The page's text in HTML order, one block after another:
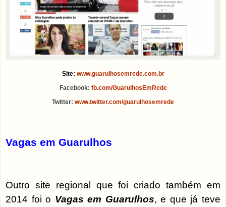
Site: www.guarulhosemrede.com.br
Facebook: fb.com/GuarulhosEmRede
Twitter: www.twitter.com/guarulhosemrede
Vagas em Guarulhos
Outro site regional que foi criado também em
2014 foi o Vagas em Guarulhos, e que já teve